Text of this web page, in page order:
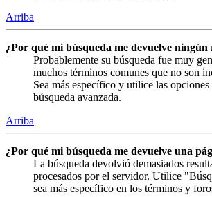
Arriba
¿Por qué mi búsqueda me devuelve ningún
Probablemente su búsqueda fue muy
muchos términos comunes que no son
Sea más específico y utilice las
búsqueda avanzada.
Arriba
¿Por qué mi búsqueda me devuelve una
La búsqueda devolvió demasiados
procesados por el servidor. Utilice
sea más específico en los términos y